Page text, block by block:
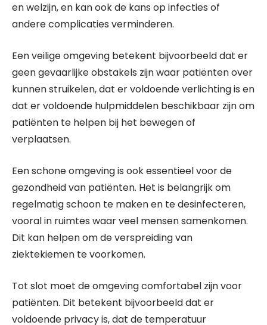
en welzijn, en kan ook de kans op infecties of
andere complicaties verminderen.
Een veilige omgeving betekent bijvoorbeeld dat er
geen gevaarlijke obstakels zijn waar patiënten over
kunnen struikelen, dat er voldoende verlichting is en
dat er voldoende hulpmiddelen beschikbaar zijn om
patiënten te helpen bij het bewegen of
verplaatsen.
Een schone omgeving is ook essentieel voor de
gezondheid van patiënten. Het is belangrijk om
regelmatig schoon te maken en te desinfecteren,
vooral in ruimtes waar veel mensen samenkomen.
Dit kan helpen om de verspreiding van
ziektekiemen te voorkomen.
Tot slot moet de omgeving comfortabel zijn voor
patiënten. Dit betekent bijvoorbeeld dat er
voldoende privacy is, dat de temperatuur